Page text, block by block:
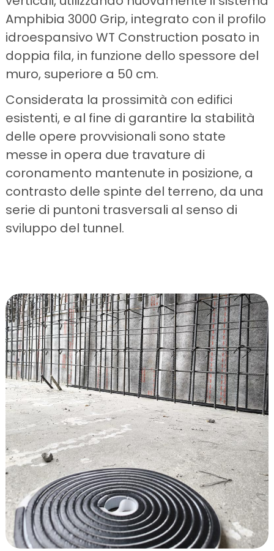
Amphibia 3000 Grip, integrato con il profilo
idroespansivo WT Construction posato in
doppia fila, in funzione dello spessore del
muro, superiore a 50 cm.
Considerata la prossimità con edifici
esistenti, e al fine di garantire la stabilità
delle opere provvisionali sono state
messe in opera due travature di
coronamento mantenute in posizione, a
contrasto delle spinte del terreno, da una
serie di puntoni trasversali al senso di
sviluppo del tunnel.